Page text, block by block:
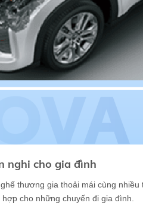
nghi cho gia đình
thương gia thoải mái cùng
cho những chuyến đi gia đình.